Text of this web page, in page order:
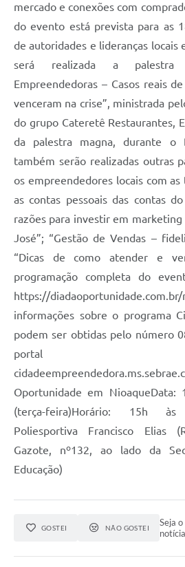
mercado e conexões com
do evento está prevista para as
de autoridades e lideranças locais
será realizada a palestra
Empreendedoras – Casos reais
venceram na crise”, ministrada
do grupo Cateretê Restaurantes,
da palestra magna, durante o
também serão realizadas outras
os empreendedores locais com as
as contas pessoais das contas
razões para investir em marketing
José”; “Gestão de Vendas –
“Dicas de como atender e
programação completa do
https://
informações sobre o programa
podem ser obtidas pelo número
portal
Oportunidade em
(terça-feira)Horário: 15h
Poliesportiva Francisco Elias
Gazote, nº132, ao lado da
Educação)
GOSTEI NÃO GOSTEI
Seja